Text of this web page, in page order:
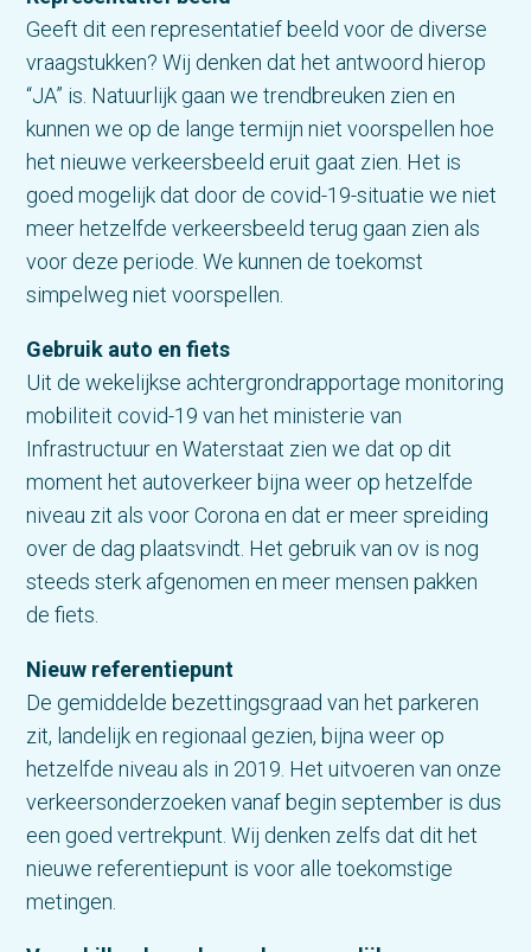
Geeft dit een representatief beeld voor de diverse
vraagstukken? Wij denken dat het antwoord hierop
“JA” is. Natuurlijk gaan we trendbreuken zien en
kunnen we op de lange termijn niet voorspellen hoe
het nieuwe verkeersbeeld eruit gaat zien. Het is
goed mogelijk dat door de covid-19-situatie we niet
meer hetzelfde verkeersbeeld terug gaan zien als
voor deze periode. We kunnen de toekomst
simpelweg niet voorspellen.
Gebruik auto en fiets
Uit de wekelijkse achtergrondrapportage monitoring
mobiliteit covid-19 van het ministerie van
Infrastructuur en Waterstaat zien we dat op dit
moment het autoverkeer bijna weer op hetzelfde
niveau zit als voor Corona en dat er meer spreiding
over de dag plaatsvindt. Het gebruik van ov is nog
steeds sterk afgenomen en meer mensen pakken
de fiets.
Nieuw referentiepunt
De gemiddelde bezettingsgraad van het parkeren
zit, landelijk en regionaal gezien, bijna weer op
hetzelfde niveau als in 2019. Het uitvoeren van onze
verkeersonderzoeken vanaf begin september is dus
een goed vertrekpunt. Wij denken zelfs dat dit het
nieuwe referentiepunt is voor alle toekomstige
metingen.